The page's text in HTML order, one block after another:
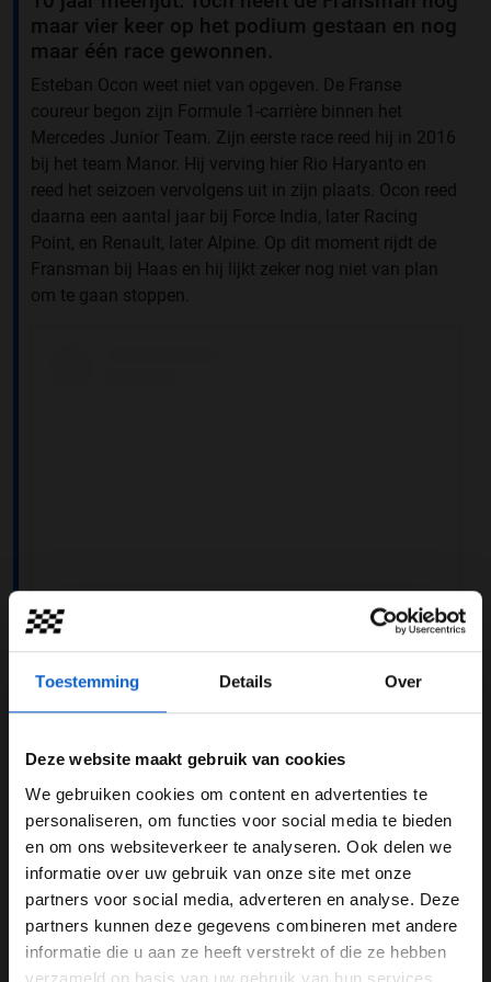
Toestemming Details Over
Deze website maakt gebruik van cookies
We gebruiken cookies om content en advertenties te
personaliseren, om functies voor social media te bieden
en om ons websiteverkeer te analyseren. Ook delen we
informatie over uw gebruik van onze site met onze
partners voor social media, adverteren en analyse. Deze
partners kunnen deze gegevens combineren met andere
informatie die u aan ze heeft verstrekt of die ze hebben
verzameld op basis van uw gebruik van hun services.
maar vier keer op het podium gestaan en nog
maar één race gewonnen.
Esteban Ocon weet niet van opgeven. De Franse
coureur begon zijn Formule 1-carrière binnen het
Mercedes Junior Team. Zijn eerste race reed hij in 2016
bij het team Manor. Hij verving hier Rio Haryanto en
reed het seizoen vervolgens uit in zijn plaats. Ocon reed
daarna een aantal jaar bij Force India, later Racing
Point, en Renault, later Alpine. Op dit moment rijdt de
Fransman bij Haas en hij lijkt zeker nog niet van plan
om te gaan stoppen.
View this post on Instagram
A post shared by Esteban Ocon (@estebanocon)
WELKOM BIJ GRAND PRIX RADIO
Ben je 24 jaar of ouder?
Pas je advertentie instellingen aan en klik hieronder om
door te gaan naar de website!